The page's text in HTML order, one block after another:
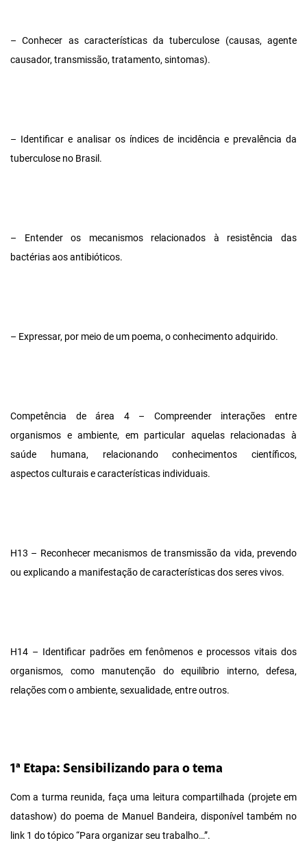
– Conhecer as características da tuberculose (causas, agente
causador, transmissão, tratamento, sintomas).
– Identificar e analisar os índices de incidência e prevalência da
tuberculose no Brasil.
– Entender os mecanismos relacionados à resistência das
bactérias aos antibióticos.
– Expressar, por meio de um poema, o conhecimento adquirido.
Competência de área 4 – Compreender interações entre
organismos e ambiente, em particular aquelas relacionadas à
saúde humana, relacionando conhecimentos científicos,
aspectos culturais e características individuais.
H13 – Reconhecer mecanismos de transmissão da vida, prevendo
ou explicando a manifestação de características dos seres vivos.
H14 – Identificar padrões em fenômenos e processos vitais dos
organismos, como manutenção do equilíbrio interno, defesa,
relações com o ambiente, sexualidade, entre outros.
1ª Etapa: Sensibilizando para o tema
Com a turma reunida, faça uma leitura compartilhada (projete em
datashow) do poema de Manuel Bandeira, disponível também no
link 1 do tópico “Para organizar seu trabalho…”.